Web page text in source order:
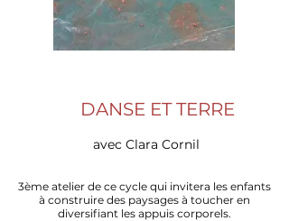
DANSE ET TERRE
avec Clara Cornil
3ème atelier de ce cycle qui invitera les enfants
à construire des paysages à toucher en
diversifiant les appuis corporels.